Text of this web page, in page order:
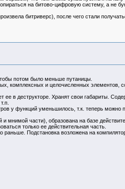
на битово-цифровую систему, а не
битриверс), после чего стали
потом было меньше путаницы.
комплексных и целочисленных элементов,
в деструкторе. Хранят свои габариты.
у функций уменьшилось, т.к. теперь можно
части), образована на базе
только ее действительная часть.
Подстановка возложена на